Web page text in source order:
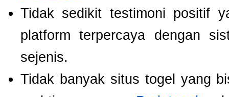
Tidak sedikit testimoni positif
platform terpercaya dengan
sejenis.
Tidak banyak situs togel yang